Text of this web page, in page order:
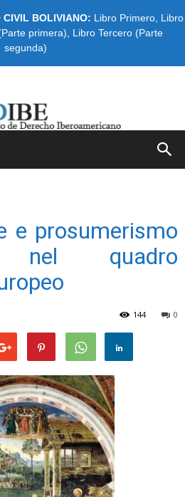
CIVIL BOLIVIANO: Libro Primero Libro
primera)
Libro Tercero (Parte
segunda)
e prosumerismo
nel quadro
0
144